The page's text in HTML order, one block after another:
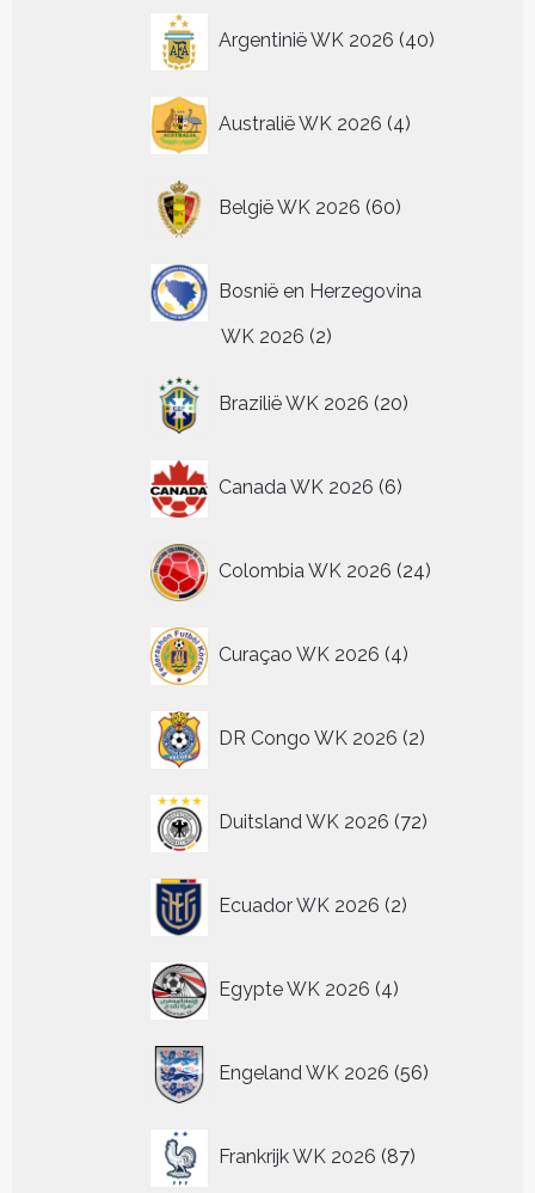
Argentinië WK 2026 40
producten
Australië WK 2026 4
producten
België WK 2026 60
producten
Bosnië en Herzegovina
WK 2026 22
Brazilië WK 2026 20
producten
Canada WK 2026 6
producten
Colombia WK 2026 24
producten
Curaçao WK 2026 4
producten
DR Congo WK 2026 2
producten
Duitsland WK 2026 72
producten
Ecuador WK 2026 2
producten
Egypte WK 2026 4
producten
Engeland WK 2026 56
producten
Frankrijk WK 2026 87
producten